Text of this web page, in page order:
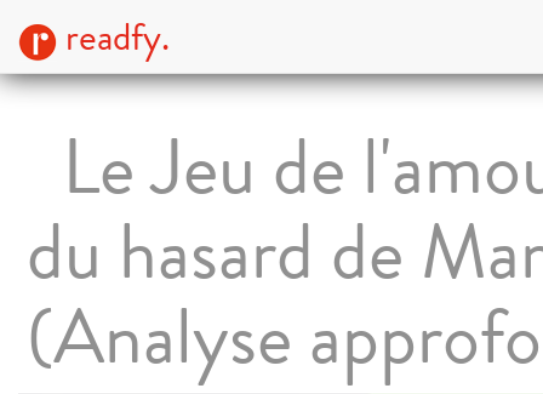
readfy.
Le Jeu de
du hasard de
(Analyse